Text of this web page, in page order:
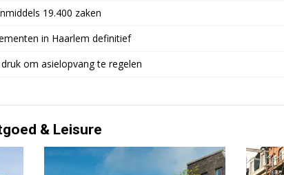
19.400 zaken
in Haarlem definitief
om asielopvang te regelen
& Leisure